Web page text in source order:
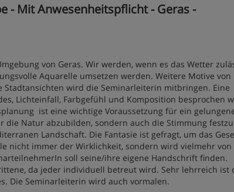
- Mit Anwesenheitspflicht - Geras -
von Geras. Wir werden, wenn es das Wetter
Aquarelle umsetzen werden. Weitere Motive von
Stadtansichten wird die Seminarleiterin mitbringen. Eine
Lichteinfall, Farbgefühl und Komposition besprochen
ist eine wichtige Voraussetzung für ein
Natur abzubilden, sondern auch die Stimmung
Landschaft. Die Fantasie ist gefragt, um das
nicht immer der Wirklichkeit, sondern wird vielmehr von
soll seine/ihre eigene Handschrift finden.
da jeder individuell betreut wird. Sehr lehrreich ist
Die Seminarleiterin wird auch vormalen.